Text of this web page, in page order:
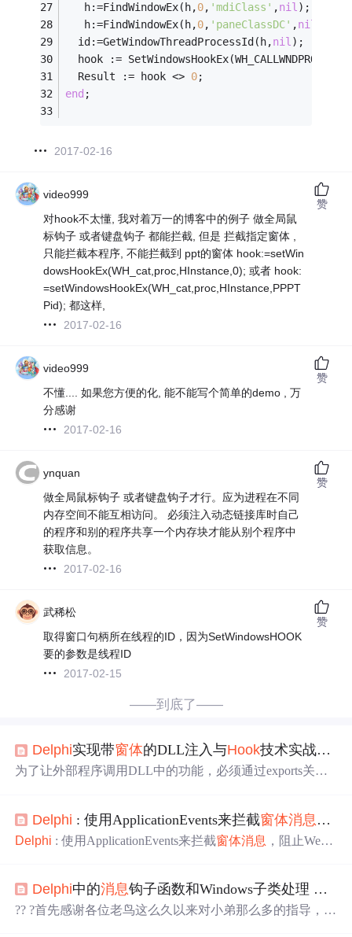
   h:=FindWindowEx(h,
0, 'mdiClass' ,nil);
   h:=FindWindowEx(h,
0, 'paneClassDC' ,nil
  id:=GetWindowThreadProcessId(h,
nil);
hook := SetWindowsHookEx(WH_CALLWNDPROC,
  Result := hook <>
0;
end ;
2017-02-16
video999
对hook不太懂, 我对着万一的博客中的例子 做全局鼠
标钩子 或者键盘钩子 都能拦截, 但是 拦截指定窗体 ,
只能拦截本程序, 不能拦截到 ppt的窗体 hook:=setWin
dowsHookEx(WH_cat,proc,HInstance,0); 或者 hook:
=setWindowsHookEx(WH_cat,proc,HInstance,PPPT
Pid); 都这样,
2017-02-16
赞
video999
不懂....
如果您方便的化, 能不能写个简单的demo , 万
分感谢
2017-02-16
赞
ynquan
做全局鼠标钩子 或者键盘钩子才行。应为进程在不同
内存空间不能互相访问。 必须注入动态链接库时自己
的程序和别的程序共享一个内存块才能从别个程序中
获取信息。
2017-02-16
赞
武稀松
取得窗口句柄所在线程的ID，因为SetWindowsHOOK
要的参数是线程ID
2017-02-15
赞
——到底了——
Delphi实现带窗体的DLL注入与Hook技术实战项目
为了让外部程序调用DLL中的功能，必须通过exports关键
下函数至DLL主文件：var// 导出函数：显示窗体stdcall;begi
ntrybeginForm1.Caption := '来自DLL的窗体';end;Form1.Sho
Delphi : 使用ApplicationEvents来拦截窗体消息 ，阻
Delphi : 使用ApplicationEvents来拦截窗体消息 ，阻止WebB
到一个问题，当窗体上的webbrowse控件打开了网页之后，
窗体就不响应键盘消息了~~~
Delphi中的消息钩子函数和Windows子类处理 入门篇
?? ?首先感谢各位老鸟这么久以来对小弟那么多的指导，给